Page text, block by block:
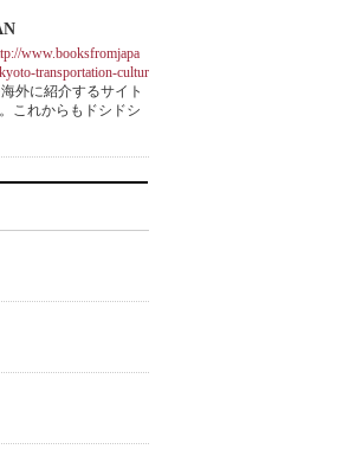
www.booksfromjapa
transportation-cultur
外に紹介するサイト
これからもドシドシ